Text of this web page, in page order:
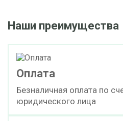
Наши преимущества
Оплата
Безналичная оплата по
юридического лица